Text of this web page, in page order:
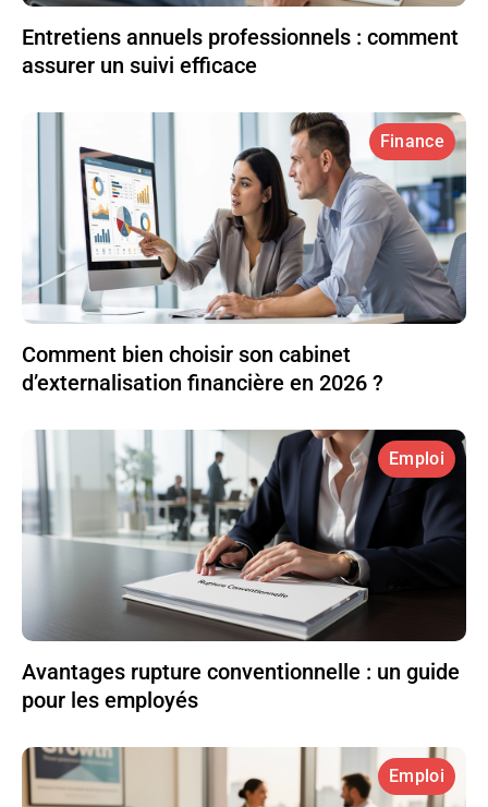
Entretiens annuels professionnels : comment
assurer un suivi efficace
Finance
Comment bien choisir son cabinet
d’externalisation financière en 2026 ?
Emploi
Avantages rupture conventionnelle : un guide
pour les employés
Emploi